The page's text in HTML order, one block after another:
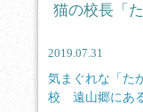
猫の校長「
2019.07.31
気まぐれな「た
校 遠山郷にあ